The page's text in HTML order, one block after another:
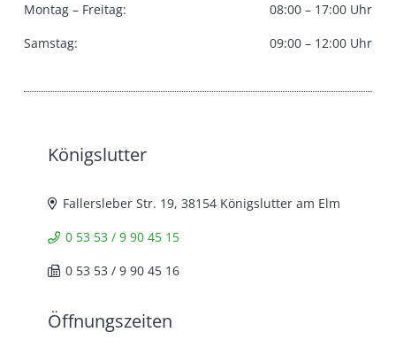
Montag – Freitag:
08:00 – 17:00 Uhr
Samstag:
09:00 – 12:00 Uhr
Königslutter
Fallersleber Str. 19, 38154 Königslutter am Elm
0 53 53 / 9 90 45 15
0 53 53 / 9 90 45 16
Öffnungszeiten